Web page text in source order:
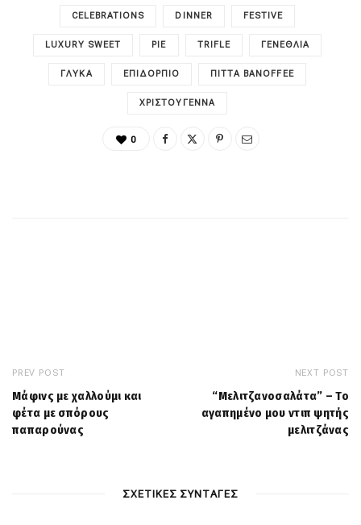
CELEBRATIONS DINNER FESTIVE
LUXURY SWEET PIE TRIFLE ΓΕΝΈΘΛΙΑ
ΓΛΥΚΆ ΕΠΙΔΌΡΠΙΟ ΠΊΤΤΑ BANOFFEE
ΧΡΙΣΤΟΎΓΕΝΝΑ
0
PREV POST
Μάφινς με χαλλούμι και
φέτα με σπόρους
παπαρούνας
NEXT POST
“Μελιτζανοσαλάτα” – Το
αγαπημένο μου ντιπ ψητής
μελιτζάνας
ΣΧΕΤΙΚΕΣ ΣΥΝΤΑΓΕΣ